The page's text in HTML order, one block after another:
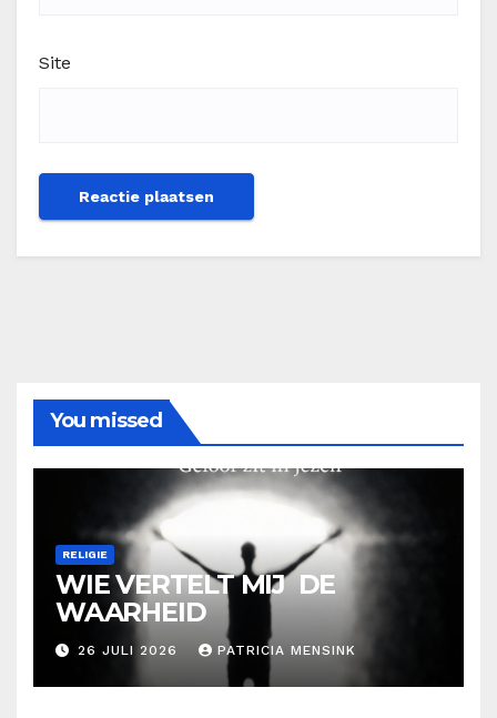
Site
You missed
RELIGIE
WIE VERTELT MIJ DE
WAARHEID
26 JULI 2026 PATRICIA MENSINK